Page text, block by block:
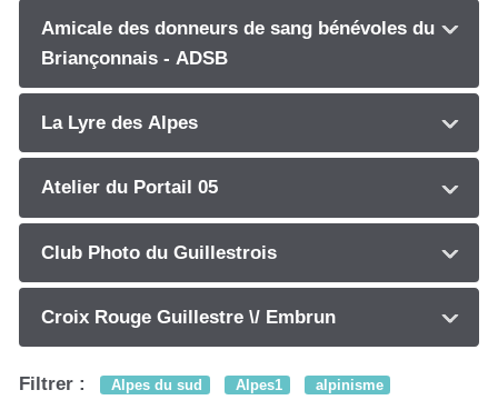
Amicale des donneurs de sang bénévoles du
Briançonnais - ADSB
La Lyre des Alpes
Atelier du Portail 05
Club Photo du Guillestrois
Croix Rouge Guillestre \/ Embrun
Filtrer : Alpes du sud Alpes1
alpinisme